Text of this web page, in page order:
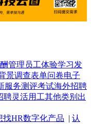
管理 员工体验学习发
景调查表单问卷电子
服务测评考试海外招聘
聘灵活用工其他类别 出
找HR数字化产品 | 认